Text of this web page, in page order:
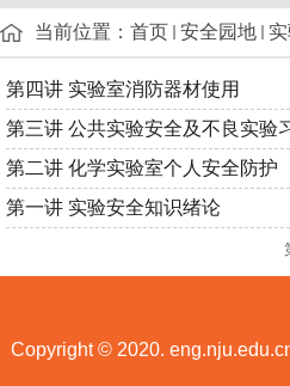
当前位置： 首页 安全园地
第四讲 实验室消防器材使用
第三讲 公共实验安全及不良实验
第二讲 化学实验室个人安全防护
第一讲 实验安全知识绪论
Copyright © 2020.